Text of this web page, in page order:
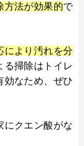
方法が効果的で
により汚れを分
る掃除はトイレ
効なため、ぜひ
にクエン酸がな